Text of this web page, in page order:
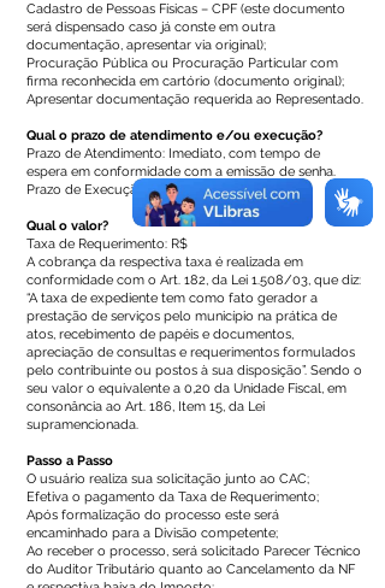
Cadastro de Pessoas Físicas – CPF (este documento
será dispensado caso já conste em outra
documentação, apresentar via original);
Procuração Pública ou Procuração Particular com
firma reconhecida em cartório (documento original);
Apresentar documentação requerida ao Representado.
Qual o prazo de atendimento e/ou execução?
Prazo de Atendimento: Imediato, com tempo de
espera em conformidade com a emissão de senha.
Prazo de Execução: até 15 dias úteis.
Qual o valor?
Taxa de Requerimento: R$
A cobrança da respectiva taxa é realizada em
conformidade com o Art. 182, da Lei 1.508/03, que diz:
“A taxa de expediente tem como fato gerador a
prestação de serviços pelo município na prática de
atos, recebimento de papéis e documentos,
apreciação de consultas e requerimentos formulados
pelo contribuinte ou postos à sua disposição”. Sendo o
seu valor o equivalente a 0,20 da Unidade Fiscal, em
consonância ao Art. 186, Item 15, da Lei
supramencionada.
Passo a Passo
O usuário realiza sua solicitação junto ao CAC;
Efetiva o pagamento da Taxa de Requerimento;
Após formalização do processo este será
encaminhado para a Divisão competente;
Ao receber o processo, será solicitado Parecer Técnico
do Auditor Tributário quanto ao Cancelamento da NF